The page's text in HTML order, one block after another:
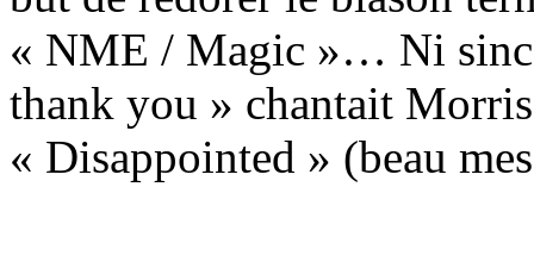
« NME / Magic »… Ni
thank you » chantait
« Disappointed » (beau